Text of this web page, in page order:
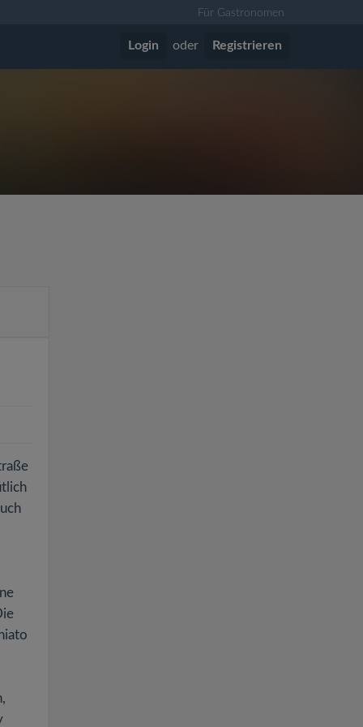
Für Gastronomen
Login oder Registrieren